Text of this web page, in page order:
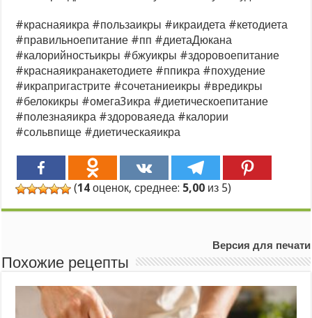
#краснаяикра #пользаикры #икраидета #кетодиета
#правильноепитание #пп #диетаДюкана
#калорийностьикры #бжуикры #здоровоепитание
#краснаяикранакетодиете #ппикра #похудение
#икрапригастрите #сочетаниеикры #вредикры
#белокикры #омега3икра #диетическоепитание
#полезнаяикра #здороваяеда #калории
#сольвпище #диетическаяикра
(14 оценок, среднее: 5,00 из 5)
Версия для печати
Похожие рецепты